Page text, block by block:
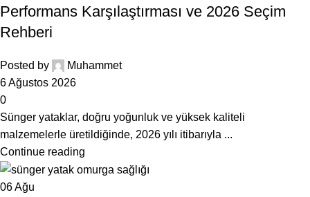
Performans Karşılaştırması ve 2026 Seçim
Rehberi
Posted by
Muhammet
6 Ağustos 2026
0
Sünger yataklar, doğru yoğunluk ve yüksek kaliteli
malzemelerle üretildiğinde, 2026 yılı itibarıyla ...
Continue reading
06Ağu